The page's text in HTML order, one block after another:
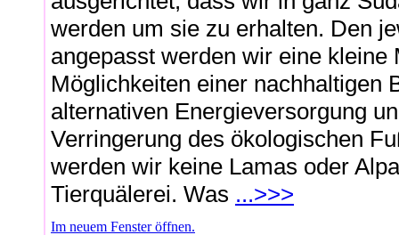
werden um sie zu erhalten. Den
angepasst werden wir eine
Möglichkeiten einer nachhaltigen
alternativen Energieversorgung
Verringerung des ökologischen
werden wir keine Lamas oder
Tierquälerei. Was ...>>>
Im neuem Fenster öffnen.